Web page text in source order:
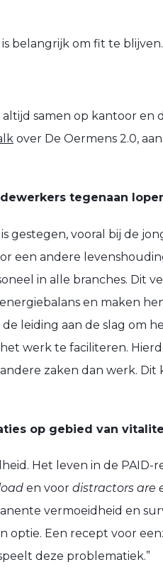
belangrijk om fit te
samen op kantoor en
over De Oermens 2.0,
tegenaan
gestegen, vooral bij de
een andere
in alle branches. Dit
en maken
leiding aan de slag om
werk te faciliteren.
zaken dan werk.
op gebied van
Het leven in de PAID-
en voor distractors are
vermoeidheid en
optie. Een recept voor
deze problematiek.”